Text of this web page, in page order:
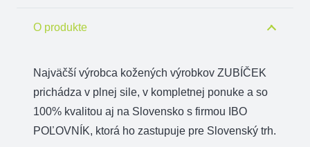
popruhové
O produkte
Najväčší výrobca kožených výrobkov ZUBÍČEK
prichádza v plnej sile, v kompletnej ponuke a so
100% kvalitou aj na Slovensko s firmou IBO
POĽOVNÍK, ktorá ho zastupuje pre Slovenský trh.